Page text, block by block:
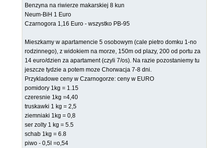
Benzyna na riwierze makarskiej 8 kun
Neum-BiH 1 Euro
Czarnogora 1,16 Euro - wszystko PB-95
Mieszkamy w apartamencie 5 osobowym (cale pietro domku 1-no
rodzinnego), z widokiem na morze, 150m od plazy, 200 od portu za
14 euro/dzien za apartament (czyli 7/os). Na razie pozostaniemy tu
jeszcze tydzie a potem moze Chorwacja 7-8 dni.
Przykladowe ceny w Czarnogorze: ceny w EURO
pomidory 1kg = 1.15
czeresnie 1kg =4,40
truskawki 1 kg = 2,5
ziemniaki 1kg = 0,8
ser zolty 1 kg = 5.5
schab 1kg = 6.8
piwo - 0,5l =o,54